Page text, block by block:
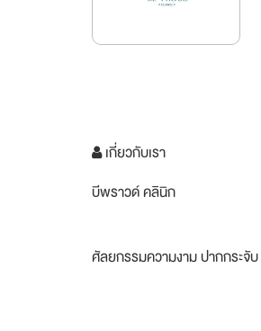
เกี่ยวกับเรา
บีพราวด์ คลินิก
ศัลยกรรมความงาม ปากกระจั